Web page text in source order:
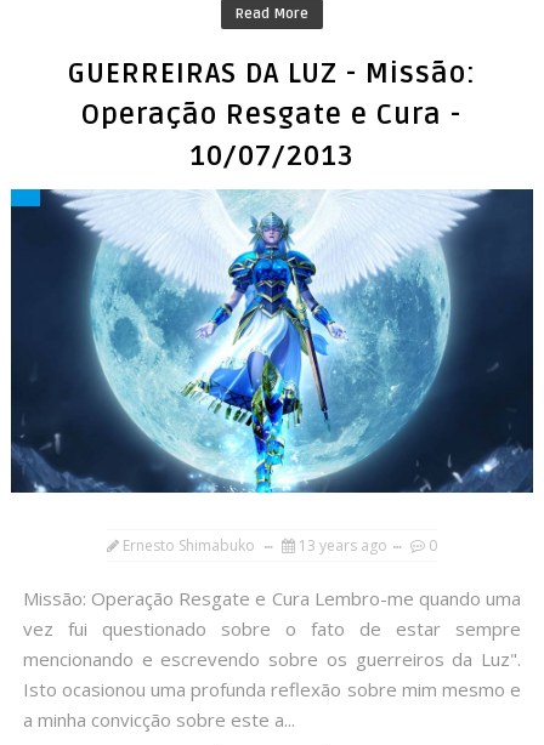
Read More
GUERREIRAS DA LUZ - Missão:
Operação Resgate e Cura -
10/07/2013
Ernesto Shimabuko 13 years ago 0
Missão: Operação Resgate e Cura Lembro-me quando uma
vez fui questionado sobre o fato de estar sempre
mencionando e escrevendo sobre os guerreiros da Luz".
Isto ocasionou uma profunda reflexão sobre mim mesmo e
a minha convicção sobre este a...